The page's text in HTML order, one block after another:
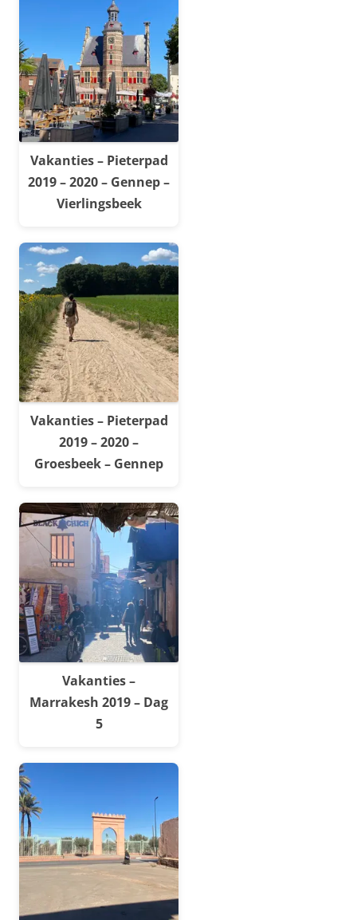
Vakanties – Pieterpad
2019 – 2020 – Gennep –
Vierlingsbeek
Vakanties – Pieterpad
2019 – 2020 –
Groesbeek – Gennep
Vakanties –
Marrakesh 2019 – Dag
5